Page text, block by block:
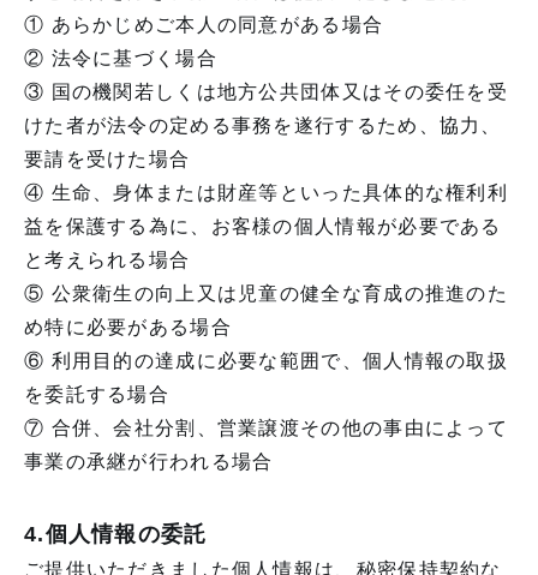
① あらかじめご本人の同意がある場合
② 法令に基づく場合
③ 国の機関若しくは地方公共団体又はその委任を受
けた者が法令の定める事務を遂行するため、協力、
要請を受けた場合
④ 生命、身体または財産等といった具体的な権利利
益を保護する為に、お客様の個人情報が必要である
と考えられる場合
⑤ 公衆衛生の向上又は児童の健全な育成の推進のた
め特に必要がある場合
⑥ 利用目的の達成に必要な範囲で、個人情報の取扱
を委託する場合
⑦ 合併、会社分割、営業譲渡その他の事由によって
事業の承継が行われる場合
4.個人情報の委託
ご提供いただきました個人情報は、秘密保持契約な